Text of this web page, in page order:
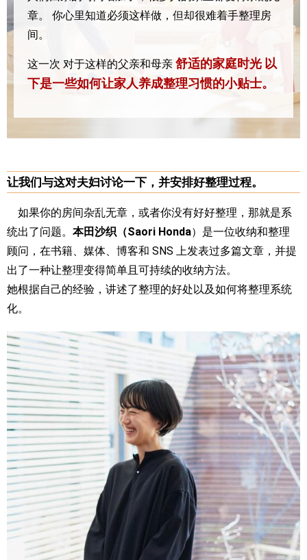
章。
你心里知道必须这样做，但却很难着手整理房
间。
这一次 对于这样的父亲和母亲 舒适的家庭时光 以
下是一些如何让家人养成整理习惯的小贴士。
让我们与这对夫妇讨论一下，并安排好整理过程。
如果你的房间杂乱无章，或者你没有好好整理，那就是系
统出了问题。 本田沙织（Saori Honda）是一位收纳和整理
顾问，在书籍、媒体、博客和 SNS 上发表过多篇文章，并提
出了一种让整理变得简单且可持续的收纳方法。
她根据自己的经验，讲述了整理的好处以及如何将整理系统
化。